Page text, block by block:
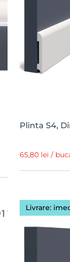
Plinta S4,
65,80 lei /
Livrare: